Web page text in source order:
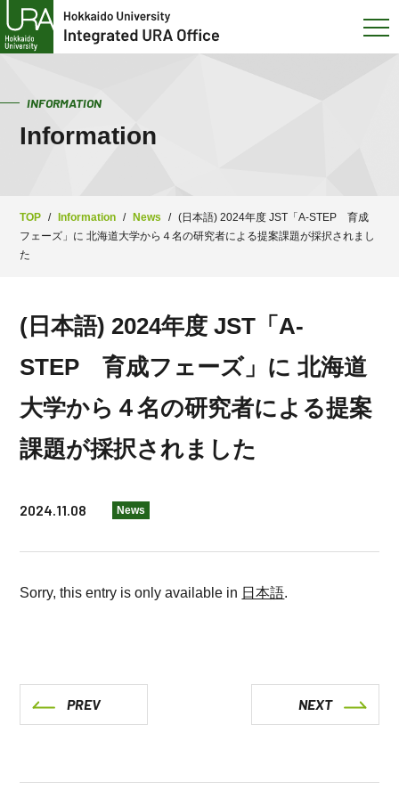
INFORMATION
Information
TOP / Information / News / (日本語) 2024年度 JST「A-STEP 育成
フェーズ」に 北海道大学から４名の研究者による提案課題が採択されまし
た
(日本語) 2024年度 JST「A-
STEP 育成フェーズ」に 北海道
大学から４名の研究者による提案
課題が採択されました
2024.11.08 News
Sorry, this entry is only available in 日本語.
PREV NEXT